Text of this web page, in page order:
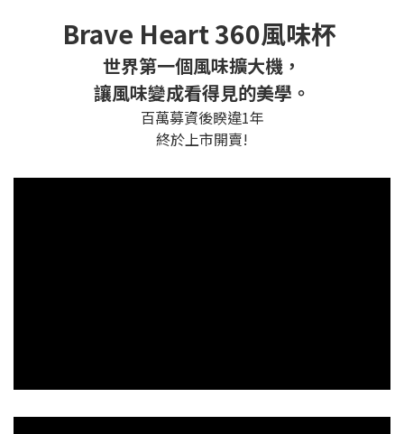
Brave Heart 360風味杯
世界第一個風味擴大機，
讓風味變成看得見的美學。
百萬募資後睽違1年
終於上市開賣!